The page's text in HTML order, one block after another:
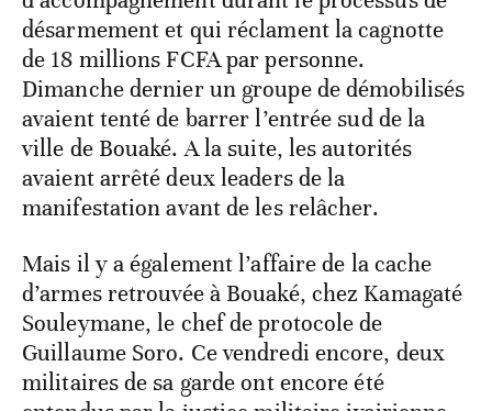
désarmement et qui réclament la cagnotte
de 18 millions FCFA par personne.
Dimanche dernier un groupe de démobilisés
avaient tenté de barrer l’entrée sud de la
ville de Bouaké. A la suite, les autorités
avaient arrêté deux leaders de la
manifestation avant de les relâcher.
Mais il y a également l’affaire de la cache
d’armes retrouvée à Bouaké, chez Kamagaté
Souleymane, le chef de protocole de
Guillaume Soro. Ce vendredi encore, deux
militaires de sa garde ont encore été